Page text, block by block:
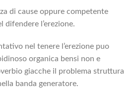
di cause oppure competente
difendere l’erezione.
nel tenere l’erezione puo
organica bensi non e
giacche il problema struttura
banda generatore.